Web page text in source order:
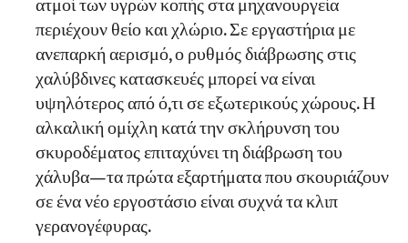
περιέχουν θείο και χλώριο. Σε εργαστήρια με
ανεπαρκή αερισμό, ο ρυθμός διάβρωσης στις
χαλύβδινες κατασκευές μπορεί να είναι
υψηλότερος από ό,τι σε εξωτερικούς χώρους. Η
αλκαλική ομίχλη κατά την σκλήρυνση του
σκυροδέματος επιταχύνει τη διάβρωση του
χάλυβα—τα πρώτα εξαρτήματα που σκουριάζουν
σε ένα νέο εργοστάσιο είναι συχνά τα κλιπ
γερανογέφυρας.